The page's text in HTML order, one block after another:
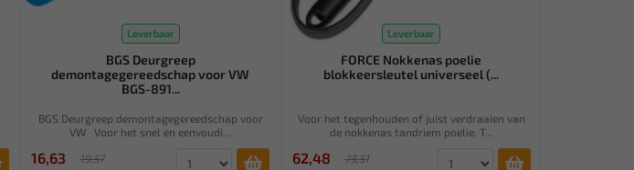
Leverbaar
BGS Deurgreep
demontagegereedschap voor VW
BGS-891...
BGS Deurgreep demontagegereedschap voor
VW Voor het snel en eenvoudi...
16,63
19,57
Leverbaar
FORCE Nokkenas poelie
blokkeersleutel universeel (...
Voor het tegenhouden of juist verdraaien van
de nokkenas tandriem poelie. T...
62,48
73,51